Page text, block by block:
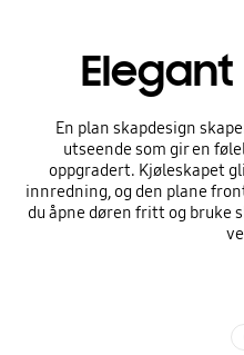
En plan skapdesign
utseende som gir en
oppgradert. Kjøleskapet
innredning, og den plane
du åpne døren fritt og bruke